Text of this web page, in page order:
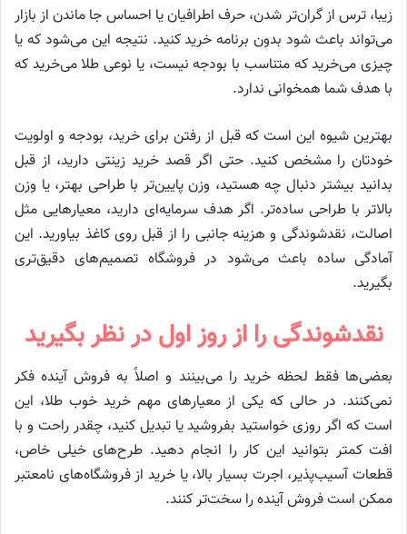
زیبا، ترس از گران‌تر شدن، حرف اطرافیان یا احساس جا ماندن از بازار
می‌تواند باعث شود بدون برنامه خرید کنید. نتیجه این می‌شود که یا
چیزی می‌خرید که متناسب با بودجه نیست، یا نوعی طلا می‌خرید که
با هدف شما همخوانی ندارد.
بهترین شیوه این است که قبل از رفتن برای خرید، بودجه و اولویت
خودتان را مشخص کنید. حتی اگر قصد خرید زینتی دارید، از قبل
بدانید بیشتر دنبال چه هستید، وزن پایین‌تر با طراحی بهتر، یا وزن
بالاتر با طراحی ساده‌تر. اگر هدف سرمایه‌ای دارید، معیارهایی مثل
اصالت، نقدشوندگی و هزینه جانبی را از قبل روی کاغذ بیاورید. این
آمادگی ساده باعث می‌شود در فروشگاه تصمیم‌های دقیق‌تری
بگیرید.
نقدشوندگی را از روز اول در نظر بگیرید
بعضی‌ها فقط لحظه خرید را می‌بینند و اصلاً به فروش آینده فکر
نمی‌کنند. در حالی که یکی از معیارهای مهم خرید خوب طلا، این
است که اگر روزی خواستید بفروشید یا تبدیل کنید، چقدر راحت و با
افت کمتر بتوانید این کار را انجام دهید. طرح‌های خیلی خاص،
قطعات آسیب‌پذیر، اجرت بسیار بالا، یا خرید از فروشگاه‌های نامعتبر
ممکن است فروش آینده را سخت‌تر کنند.